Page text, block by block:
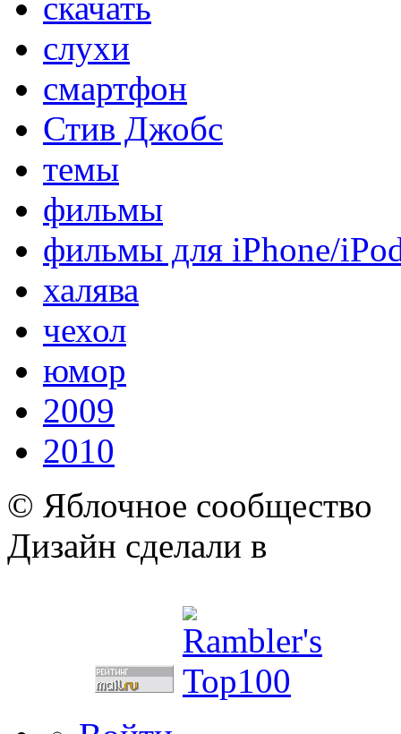
слухи
смартфон
Стив Джобс
темы
фильмы
фильмы для iPhone/
халява
чехол
юмор
2009
2010
© Яблочное сообщество
Дизайн сделали в